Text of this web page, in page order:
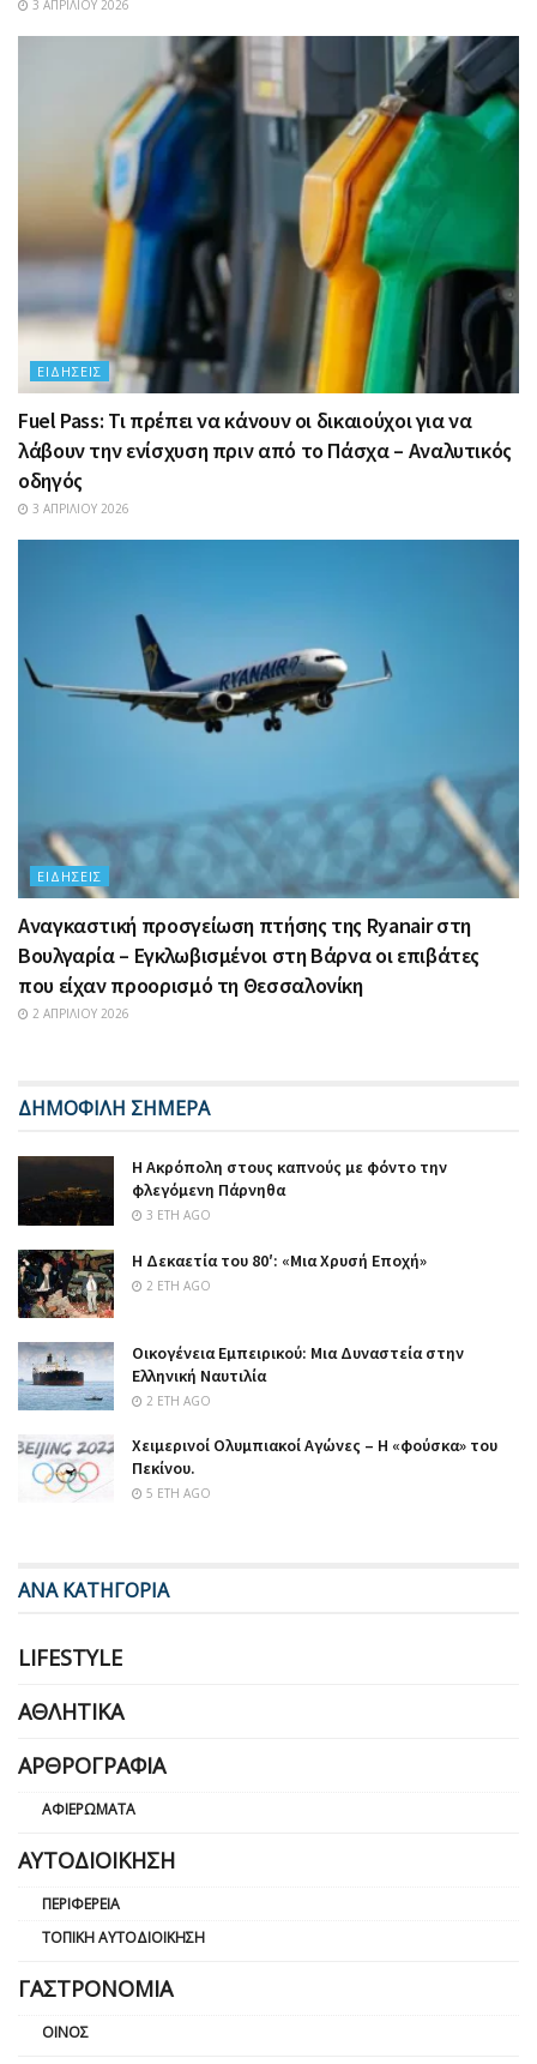
3 ΑΠΡΙΛΊΟΥ 2026
ΕΙΔΉΣΕΙΣ
Fuel Pass: Τι πρέπει να κάνουν οι δικαιούχοι για να
λάβουν την ενίσχυση πριν από το Πάσχα – Αναλυτικός
οδηγός
3 ΑΠΡΙΛΊΟΥ 2026
ΕΙΔΉΣΕΙΣ
Αναγκαστική προσγείωση πτήσης της Ryanair στη
Βουλγαρία – Εγκλωβισμένοι στη Βάρνα οι επιβάτες
που είχαν προορισμό τη Θεσσαλονίκη
2 ΑΠΡΙΛΊΟΥ 2026
ΔΗΜΟΦΙΛΗ ΣΗΜΕΡΑ
Η Ακρόπολη στους καπνούς με φόντο την
φλεγόμενη Πάρνηθα
3 ΈΤΗ AGO
Η Δεκαετία του 80′: «Μια Χρυσή Εποχή»
2 ΈΤΗ AGO
Οικογένεια Εμπειρικού: Μια Δυναστεία στην
Ελληνική Ναυτιλία
2 ΈΤΗ AGO
Χειμερινοί Ολυμπιακοί Αγώνες – Η «φούσκα» του
Πεκίνου.
5 ΈΤΗ AGO
ΑΝΑ ΚΑΤΗΓΟΡΙΑ
LIFESTYLE
ΑΘΛΗΤΙΚΆ
ΑΡΘΡΟΓΡΑΦΊΑ
ΑΦΙΕΡΏΜΑΤΑ
ΑΥΤΟΔΙΟΊΚΗΣΗ
ΠΕΡΙΦΈΡΕΙΑ
ΤΟΠΙΚΉ ΑΥΤΟΔΙΟΊΚΗΣΗ
ΓΑΣΤΡΟΝΟΜΊΑ
ΟΊΝΟΣ